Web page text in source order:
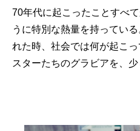
70年代に起こったことすべ
うに特別な熱量を持ってい
れた時、社会では何が起こ
スターたちのグラビアを、少